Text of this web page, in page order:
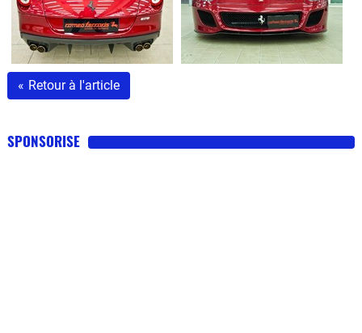
« Retour à l'article
SPONSORISE